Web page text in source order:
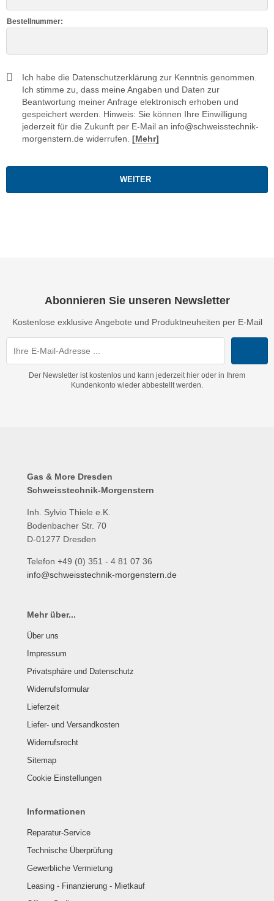
Bestellnummer:
Ich habe die Datenschutzerklärung zur Kenntnis genommen.
Ich stimme zu, dass meine Angaben und Daten zur
Beantwortung meiner Anfrage elektronisch erhoben und
gespeichert werden. Hinweis: Sie können Ihre Einwilligung
jederzeit für die Zukunft per E-Mail an info@schweisstechnik-
morgenstern.de widerrufen. [Mehr]
WEITER
Abonnieren Sie unseren Newsletter
Kostenlose exklusive Angebote und Produktneuheiten per E-Mail
Der Newsletter ist kostenlos und kann jederzeit hier oder in Ihrem
Kundenkonto wieder abbestellt werden.
Gas & More Dresden
Schweisstechnik-Morgenstern
Inh. Sylvio Thiele e.K.
Bodenbacher Str. 70
D-01277 Dresden
Telefon +49 (0) 351 - 4 81 07 36
info@schweisstechnik-morgenstern.de
Mehr über...
Über uns
Impressum
Privatsphäre und Datenschutz
Widerrufsformular
Lieferzeit
Liefer- und Versandkosten
Widerrufsrecht
Sitemap
Cookie Einstellungen
Informationen
Reparatur-Service
Technische Überprüfung
Gewerbliche Vermietung
Leasing - Finanzierung - Mietkauf